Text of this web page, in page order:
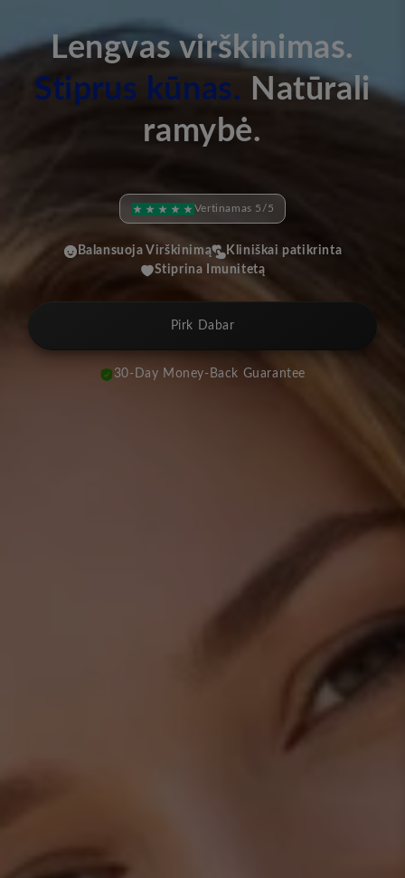
Lengvas virškinimas.
Stiprus kūnas. Natūrali
ramybė.
Vertinamas 5/5
Balansuoja Virškinimą
Kliniškai patikrinta
Stiprina Imunitetą
Pirk Dabar
30-Day Money-Back Guarantee